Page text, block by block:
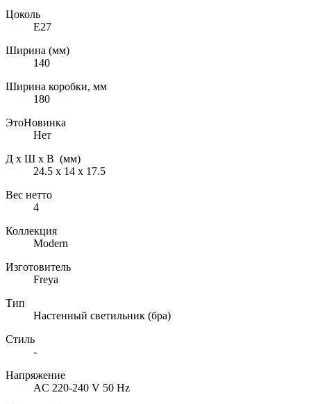
Цоколь
E27
Ширина (мм)
140
Ширина коробки, мм
180
ЭтоНовинка
Нет
Д х Ш х В (мм)
24.5 х 14 х 17.5
Вес нетто
4
Коллекция
Modern
Изготовитель
Freya
Тип
Настенный светильник (бра)
Стиль
-
Напряжение
AC 220-240 V 50 Hz